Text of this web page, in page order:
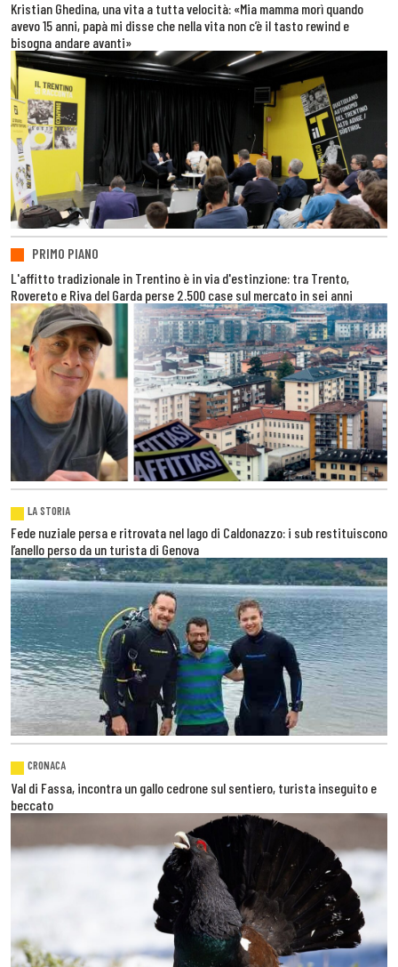
Kristian Ghedina, una vita a tutta velocità: «Mia mamma morì quando
avevo 15 anni, papà mi disse che nella vita non c’è il tasto rewind e
bisogna andare avanti»
PRIMO PIANO
L'affitto tradizionale in Trentino è in via d'estinzione: tra Trento,
Rovereto e Riva del Garda perse 2.500 case sul mercato in sei anni
LA STORIA
Fede nuziale persa e ritrovata nel lago di Caldonazzo: i sub restituiscono
l’anello perso da un turista di Genova
CRONACA
Val di Fassa, incontra un gallo cedrone sul sentiero, turista inseguito e
beccato